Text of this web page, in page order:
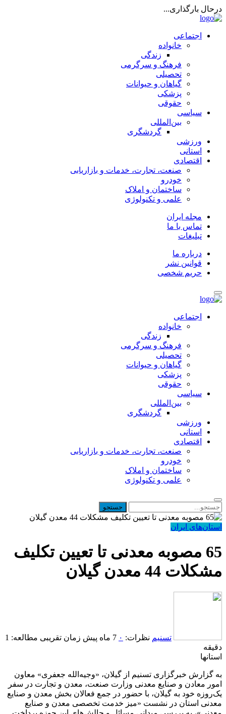
درحال بارگذاری...
اجتماعی
خانواده
زندگی
فرهنگ و سرگرمی
تحصیلی
گیاهان و حیوانات
پزشکی
حقوقی
سیاسی
بین‌المللی
گردشگری
ورزشی
استانی
اقتصادی
صنعت، تجارت، خدمات و بازاریابی
خودرو
ساختمان و املاک
علمی و تکنولوژی
مجله ایران
تماس با ما
تبلیغات
درباره ما
قوانین نشر
حریم شخصی
اجتماعی
خانواده
زندگی
فرهنگ و سرگرمی
تحصیلی
گیاهان و حیوانات
پزشکی
حقوقی
سیاسی
بین‌المللی
گردشگری
ورزشی
استانی
اقتصادی
صنعت، تجارت، خدمات و بازاریابی
خودرو
ساختمان و املاک
علمی و تکنولوژی
استان‌های ایران
65 مصوبه معدنی تا تعیین تکلیف
مشکلات 44 معدن گیلان
تسنیم نظرات: ۰ 7 ماه پیش
زمان تقریبی مطالعه: 1
دقیقه
استانها
به گزارش خبرگزاری تسنیم از گیلان، «وجیه‌الله جعفری» معاون
امور معادن و صنایع معدنی وزارت صنعت، معدن و تجارت در سفر
یک‌روزه خود به گیلان، با حضور در جمع فعالان بخش معدن و صنایع
معدنی استان در نشست «میز خدمت تخصصی معدن و صنایع